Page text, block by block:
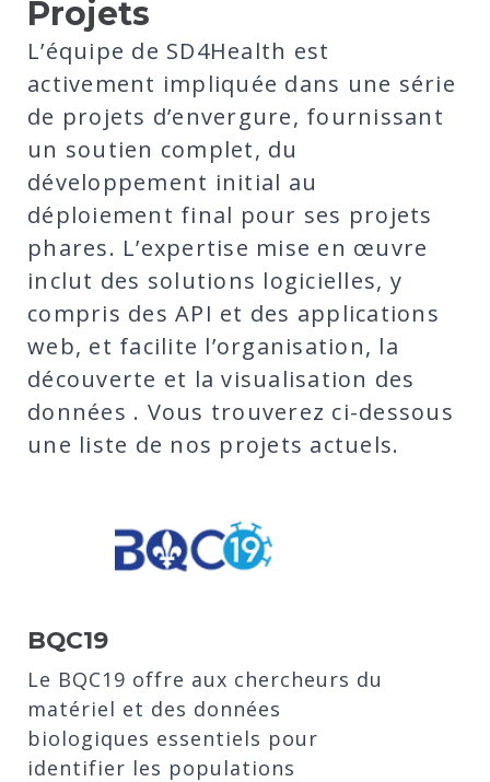
Projets
L’équipe de SD4Health est
activement impliquée dans une série
de projets d’envergure, fournissant
un soutien complet, du
développement initial au
déploiement final pour ses projets
phares. L’expertise mise en œuvre
inclut des solutions logicielles, y
compris des API et des applications
web, et facilite l’organisation, la
découverte et la visualisation des
données . Vous trouverez ci-dessous
une liste de nos projets actuels.
BQC19
Le BQC19 offre aux chercheurs du
matériel et des données
biologiques essentiels pour
identifier les populations